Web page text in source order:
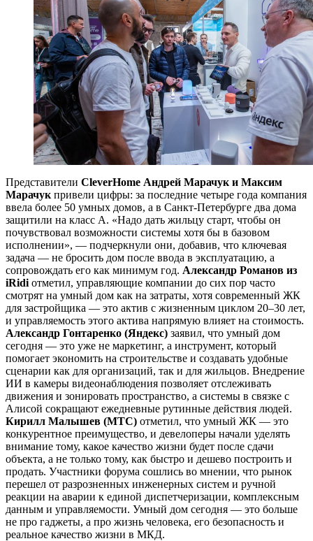
Представители CleverHome Андрей Марачук и Максим
Марачук привели цифры: за последние четыре года компания
ввела более 50 умных домов, а в Санкт-Петербурге два дома
защитили на класс А. «Надо дать жильцу старт, чтобы он
почувствовал возможности системы хотя бы в базовом
исполнении», — подчеркнули они, добавив, что ключевая
задача — не бросить дом после ввода в эксплуатацию, а
сопровождать его как минимум год. Александр Романов из
iRidi отметил, управляющие компании до сих пор часто
смотрят на умный дом как на затраты, хотя современный ЖК
для застройщика — это актив с жизненным циклом 20–30 лет,
и управляемость этого актива напрямую влияет на стоимость.
Александр Гонтаренко (Яндекс) заявил, что умный дом
сегодня — это уже не маркетинг, а инструмент, который
помогает экономить на строительстве и создавать удобные
сценарии как для организаций, так и для жильцов. Внедрение
ИИ в камеры видеонаблюдения позволяет отслеживать
движения и зонировать пространство, а системы в связке с
Алисой сокращают ежедневные рутинные действия людей.
Кирилл Малышев (МТС) отметил, что умный ЖК — это
конкурентное преимущество, и девелоперы начали уделять
внимание тому, какое качество жизни будет после сдачи
объекта, а не только тому, как быстро и дешево построить и
продать. Участники форума сошлись во мнении, что рынок
перешел от разрозненных инженерных систем и ручной
реакции на аварии к единой диспетчеризации, комплексным
данным и управляемости. Умный дом сегодня — это больше
не про гаджеты, а про жизнь человека, его безопасность и
реальное качество жизни в МКД.